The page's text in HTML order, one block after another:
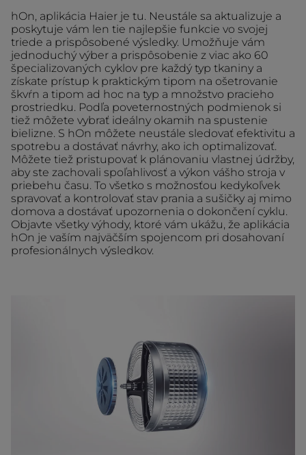
hOn, aplikácia Haier je tu. Neustále sa aktualizuje a
poskytuje vám len tie najlepšie funkcie vo svojej
triede a prispôsobené výsledky. Umožňuje vám
jednoduchý výber a prispôsobenie z viac ako 60
špecializovaných cyklov pre každý typ tkaniny a
získate prístup k praktickým tipom na ošetrovanie
škvŕn a tipom ad hoc na typ a množstvo pracieho
prostriedku. Podľa poveternostných podmienok si
tiež môžete vybrať ideálny okamih na spustenie
bielizne. S hOn môžete neustále sledovať efektivitu a
spotrebu a dostávať návrhy, ako ich optimalizovať.
Môžete tiež pristupovať k plánovaniu vlastnej údržby,
aby ste zachovali spoľahlivosť a výkon vášho stroja v
priebehu času. To všetko s možnosťou kedykoľvek
spravovať a kontrolovať stav prania a sušičky aj mimo
domova a dostávať upozornenia o dokončení cyklu.
Objavte všetky výhody, ktoré vám ukážu, že aplikácia
hOn je vaším najväčším spojencom pri dosahovaní
profesionálnych výsledkov.